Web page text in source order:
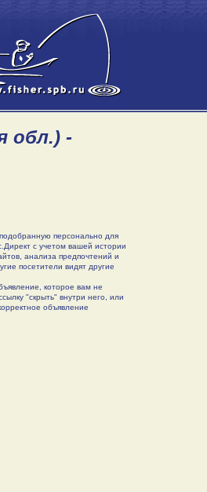
обл.) -
персонально для
с учетом вашей истории
анализа предпочтений и
посетители видят другие
которое вам не
"скрыть" внутри него, или
объявление